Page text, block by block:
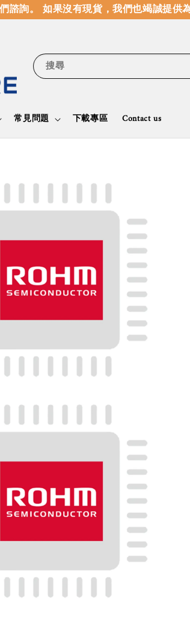
詢。 如果沒有現貨，我們也竭誠提供為
搜尋
常見問題 下載專區 Contact us